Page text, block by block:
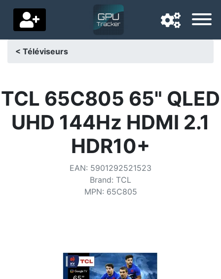
Pays de livraison
Accueil
< Téléviseurs
TCL 65C805 65" QLED
UHD 144Hz HDMI 2.1
HDR10+
EAN: 5901292521523
Brand: TCL
MPN: 65C805